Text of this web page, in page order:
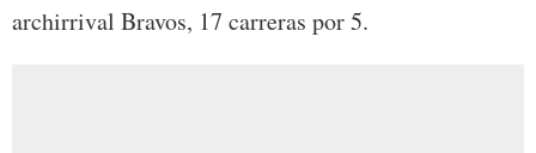
archirrival Bravos, 17 carreras por 5.